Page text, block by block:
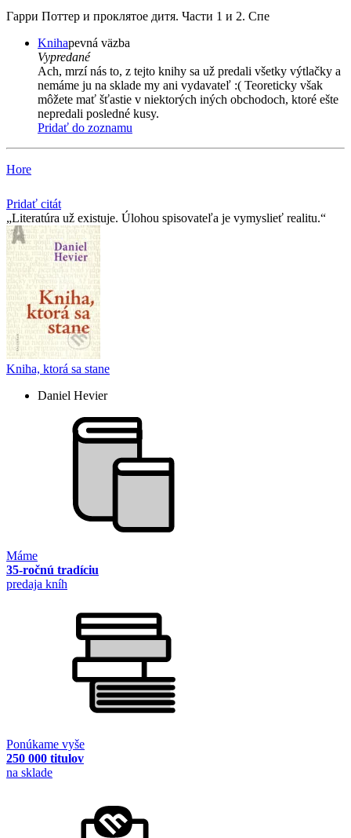
Гарри Поттер и проклятое дитя. Части 1 и 2. Спе
Knihapevná väzba
Vypredané
Ach, mrzí nás to, z tejto knihy sa už predali všetky výtlačky a
nemáme ju na sklade my ani vydavateľ :( Teoreticky však
môžete mať šťastie v niektorých iných obchodoch, ktoré ešte
nepredali posledné kusy.
Pridať do zoznamu
Hore
Pridať citát
Literatúra už existuje. Úlohou spisovateľa je vymyslieť realitu.
Kniha, ktorá sa stane
Daniel Hevier
Máme
35-ročnú tradíciu
predaja kníh
Ponúkame vyše
250 000 titulov
na sklade